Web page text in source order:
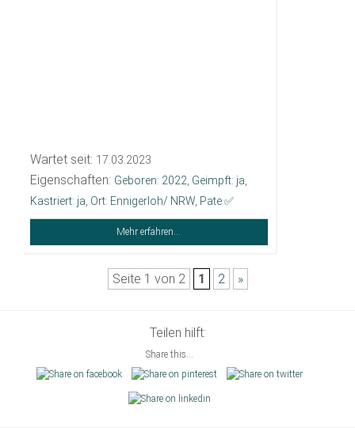
Wartet seit: 17.03.2023
Eigenschaften: Geboren: 2022 Geimpft: ja
Kastriert: ja Ort: Ennigerloh/ NRW, Pate ✅️
Mehr erfahren...
Seite 1 von 2 1 2 »
Teilen hilft:
Share this...